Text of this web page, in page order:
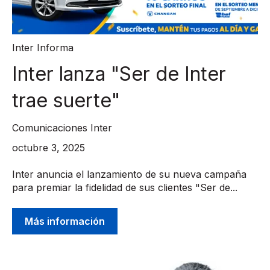
Inter Informa
Inter lanza "Ser de Inter
trae suerte"
Comunicaciones Inter
octubre 3, 2025
Inter anuncia el lanzamiento de su nueva campaña
para premiar la fidelidad de sus clientes "Ser de...
Más información